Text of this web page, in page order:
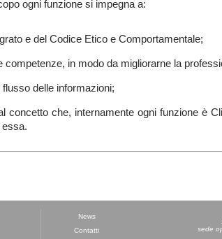
ogni funzione si impegna a:
e del Codice Etico e Comportamentale;
in modo da migliorarne la
delle informazioni;
concetto che, internamente ogni funzione è
essa.
News
Contatti
sede